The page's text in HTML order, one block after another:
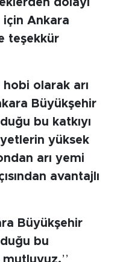
yüksek
arı yemi
avantajlı
Büyükşehir
bu